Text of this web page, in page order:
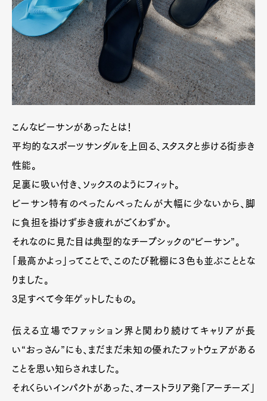
こんなビーサンがあったとは！
平均的なスポーツサンダルを上回る、スタスタと歩ける街歩き
性能。
足裏に吸い付き、ソックスのようにフィット。
ビーサン特有のぺったんぺったんが大幅に少ないから、脚
に負担を掛けず歩き疲れがごくわずか。
それなのに見た目は典型的なチープシックの“ビーサン”。
「最高かよっ」ってことで、このたび靴棚に３色も並ぶこととな
りました。
3足すべて今年ゲットしたもの。
伝える立場でファッション界と関わり続けてキャリアが長
い“おっさん”にも、まだまだ未知の優れたフットウェアがある
ことを思い知らされました。
それくらいインパクトがあった、オーストラリア発「アーチーズ」